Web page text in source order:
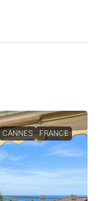
CANNES FRANCE